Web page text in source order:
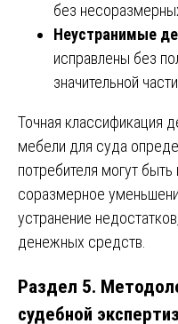
без
Неустранимые
исправлены без
значительной
Точная классификация
мебели для суда
потребителя могут
соразмерное
устранение
денежных средств.
Раздел 5.
судебной